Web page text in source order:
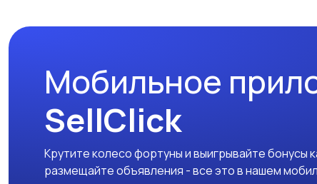
Мобильное
SellClick
Крутите колесо фортуны и выигрывайте бонусы
размещайте объявления - все это в нашем